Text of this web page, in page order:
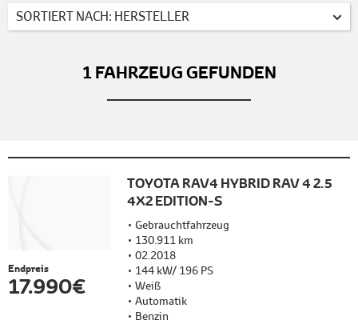
SORTIERT NACH: HERSTELLER
1FAHRZEUG GEFUNDEN
Endpreis
17.990 €
TOYOTA RAV4 HYBRID RAV 4 2.5
4X2 EDITION-S
Gebrauchtfahrzeug
130.911 km
02.2018
144 kW/ 196 PS
Weiß
Automatik
Benzin